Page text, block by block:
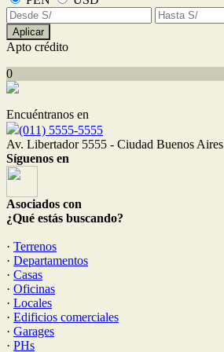
Aplicar
Apto crédito
0
Encuéntranos en
(011) 5555-5555
Av. Libertador 5555 - Ciudad Buenos Aires
Síguenos en
Asociados con
¿Qué estás buscando?
· Terrenos
· Departamentos
· Casas
· Oficinas
· Locales
· Edificios comerciales
· Garages
· PHs